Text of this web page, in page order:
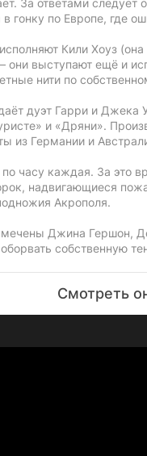
За ответами
гонку по Европе, где
Кили Хоуз
они выступают ещё и
нити по
дуэт Гарри и Джека
и «Дряни».
из Германии и
по часу каждая. За это
надвигающиеся
Акрополя.
Джина Гершон,
собственную
Смотреть